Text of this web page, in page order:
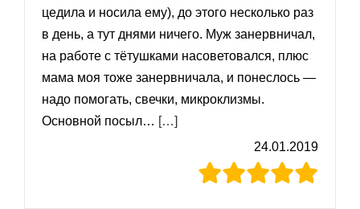
цедила и носила ему), до этого несколько раз
в день, а тут днями ничего. Муж занервничал,
на работе с тётушками насоветовался, плюс
мама моя тоже занервничала, и понеслось —
надо помогать, свечки, микроклизмы.
Основной посыл… […]«Елена»
24.01.2019